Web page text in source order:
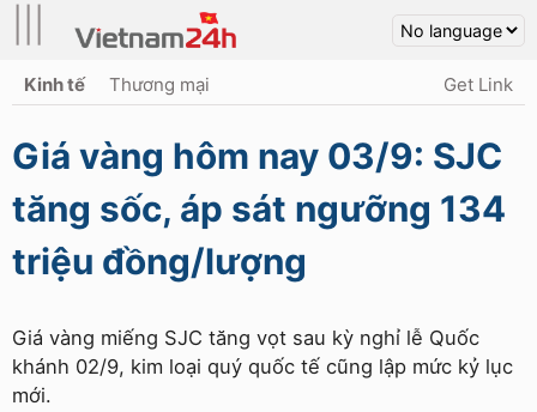
Kinh tế Thương mại Get Link
Giá vàng hôm nay 03/9: SJC
tăng sốc, áp sát ngưỡng 134
triệu đồng/lượng
Giá vàng miếng SJC tăng vọt sau kỳ nghỉ lễ Quốc
khánh 02/9, kim loại quý quốc tế cũng lập mức kỷ lục
mới.